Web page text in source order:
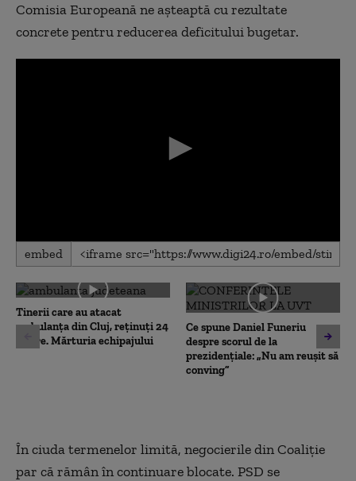
Comisia Europeană ne așteaptă cu rezultate
concrete pentru reducerea deficitului bugetar.
0
seconds
0
seconds
embed
Tinerii care au atacat
ambulanța din Cluj, reținuți 24
de ore. Mărturia echipajului
Ce spune Daniel Funeriu
despre scorul de la
prezidențiale: „Nu am reușit să
conving”
În ciuda termenelor limită, negocierile din Coaliție
par că rămân în continuare blocate. PSD se